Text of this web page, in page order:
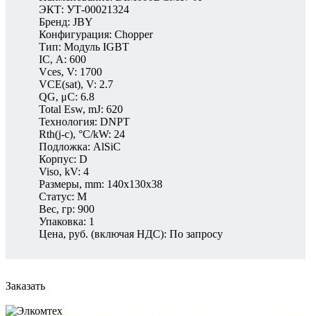
ЭКТ: УТ-00021324
Бренд: JBY
Конфигурация: Chopper
Тип: Модуль IGBT
IС, A: 600
Vces, V: 1700
VCE(sat), V: 2.7
QG, μC: 6.8
Total Esw, mJ: 620
Технология: DNPT
Rth(j-c), °C/kW: 24
Подложка: AlSiC
Корпус: D
Viso, kV: 4
Размеры, mm: 140x130x38
Статус: M
Вес, гр: 900
Упаковка: 1
Цена, руб. (включая НДС): По запросу
Заказать